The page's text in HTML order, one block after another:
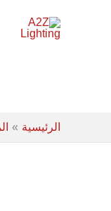
الرئيسية